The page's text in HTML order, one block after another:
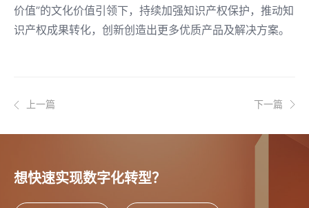
价值”的文化价值引领下，持续加强知识产权保护，推动知
识产权成果转化，创新创造出更多优质产品及解决方案。
上一篇 下一篇
想快速实现数字化转型？